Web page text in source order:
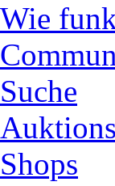
Wie
Suche
Shops